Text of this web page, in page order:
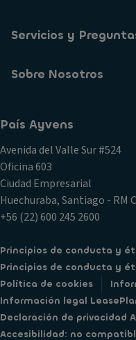
Servicios y
Sobre Nosotros
País Ayvens
Avenida del Valle Sur #524
Oficina 603
Ciudad Empresarial
Huechuraba, Santiago - RM
+56 (22) 600 245 2600
Principios de conducta y
Principios de conducta y
Política de cookies
Información legal
Declaración de privacidad
Accesibilidad: no